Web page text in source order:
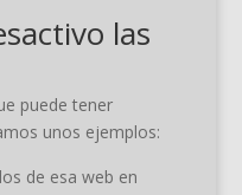
las
puede tener
unos ejemplos:
de esa web en